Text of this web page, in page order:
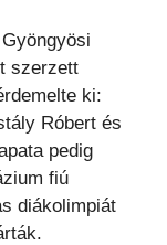
szerzett
ki:
Róbert és
pedig
fiú
diákolimpiát